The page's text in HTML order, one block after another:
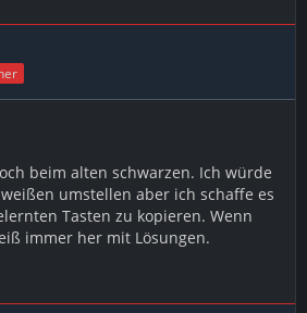
beim alten schwarzen. Ich würde
umstellen aber ich schaffe es
Tasten zu kopieren. Wenn
immer her mit Lösungen.